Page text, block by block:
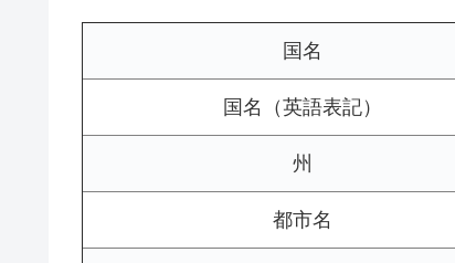
国名
国名（英語表記）
州
都市名